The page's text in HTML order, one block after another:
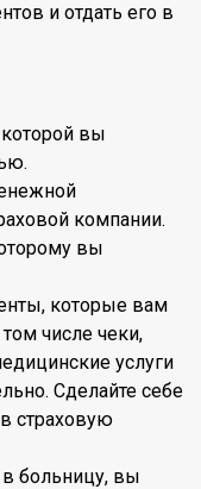
и отдать его в
вы
компании.
вы
которые вам
числе чеки,
услуги
Сделайте себе
страховую
в больницу, вы